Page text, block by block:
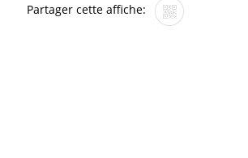
Partager cette affiche: